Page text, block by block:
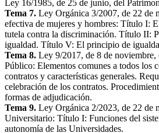
Ley 16/1985, de 25 de junio, del
Tema 7. Ley Orgánica 3/2007, de 22 de
efectiva de mujeres y hombres: Título I:
tutela contra la discriminación. Título II:
igualdad. Título V: El principio de
Tema 8. Ley 9/2017, de 8 de noviembre,
Público: Elementos comunes a todos los
contratos y características generales.
celebración de los contratos.
formas de adjudicación.
Tema 9. Ley Orgánica 2/2023, de 22 de
Universitario: Título I: Funciones del
autonomía de las Universidades.